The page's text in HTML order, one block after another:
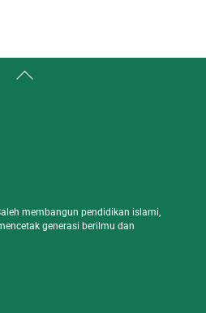
Back
To
membangun pendidikan islami,
generasi berilmu dan